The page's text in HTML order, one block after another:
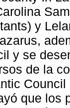
y
y se
de la
que los